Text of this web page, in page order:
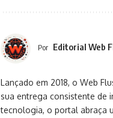
Por Editorial Web
Lançado em 2018, o Web
sua entrega consistente de
tecnologia, o portal abraça